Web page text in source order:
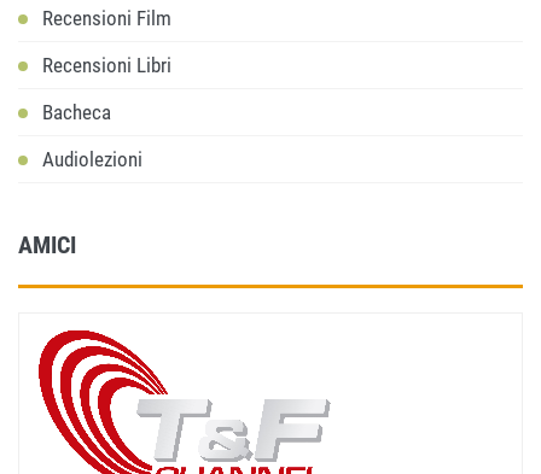
Recensioni Film
Recensioni Libri
Bacheca
Audiolezioni
AMICI